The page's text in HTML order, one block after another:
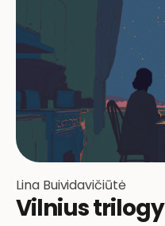
Lina Buividavičiūtė
Vilnius trilogy